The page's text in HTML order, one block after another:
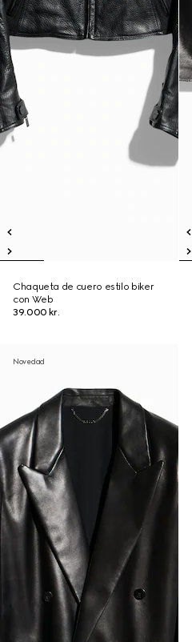
Chaqueta de cuero estilo biker
con Web
39.000 kr.
Novedad